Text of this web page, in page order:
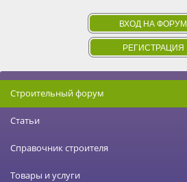
ВХОД НА ФОРУМ
РЕГИСТРАЦИЯ
Строительный форум
Статьи
Справочник строителя
Товары и услуги